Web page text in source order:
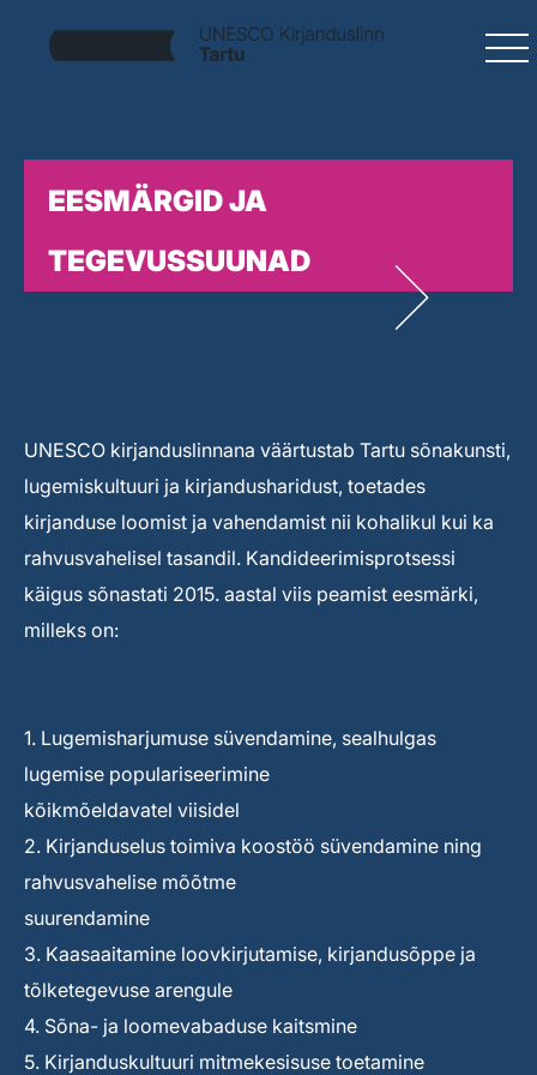
EESMÄRGID JA
TEGEVUSSUUNAD
UNESCO kirjanduslinnana väärtustab Tartu sõnakunsti,
lugemiskultuuri ja kirjandusharidust, toetades
kirjanduse loomist ja vahendamist nii kohalikul kui ka
rahvusvahelisel tasandil. Kandideerimisprotsessi
käigus sõnastati 2015. aastal viis peamist eesmärki,
milleks on:
1. Lugemisharjumuse süvendamine, sealhulgas
lugemise populariseerimine
kõikmõeldavatel viisidel
2. Kirjanduselus toimiva koostöö süvendamine ning
rahvusvahelise mõõtme
suurendamine
3. Kaasaaitamine loovkirjutamise, kirjandusõppe ja
tõlketegevuse arengule
4. Sõna- ja loomevabaduse kaitsmine
5. Kirjanduskultuuri mitmekesisuse toetamine